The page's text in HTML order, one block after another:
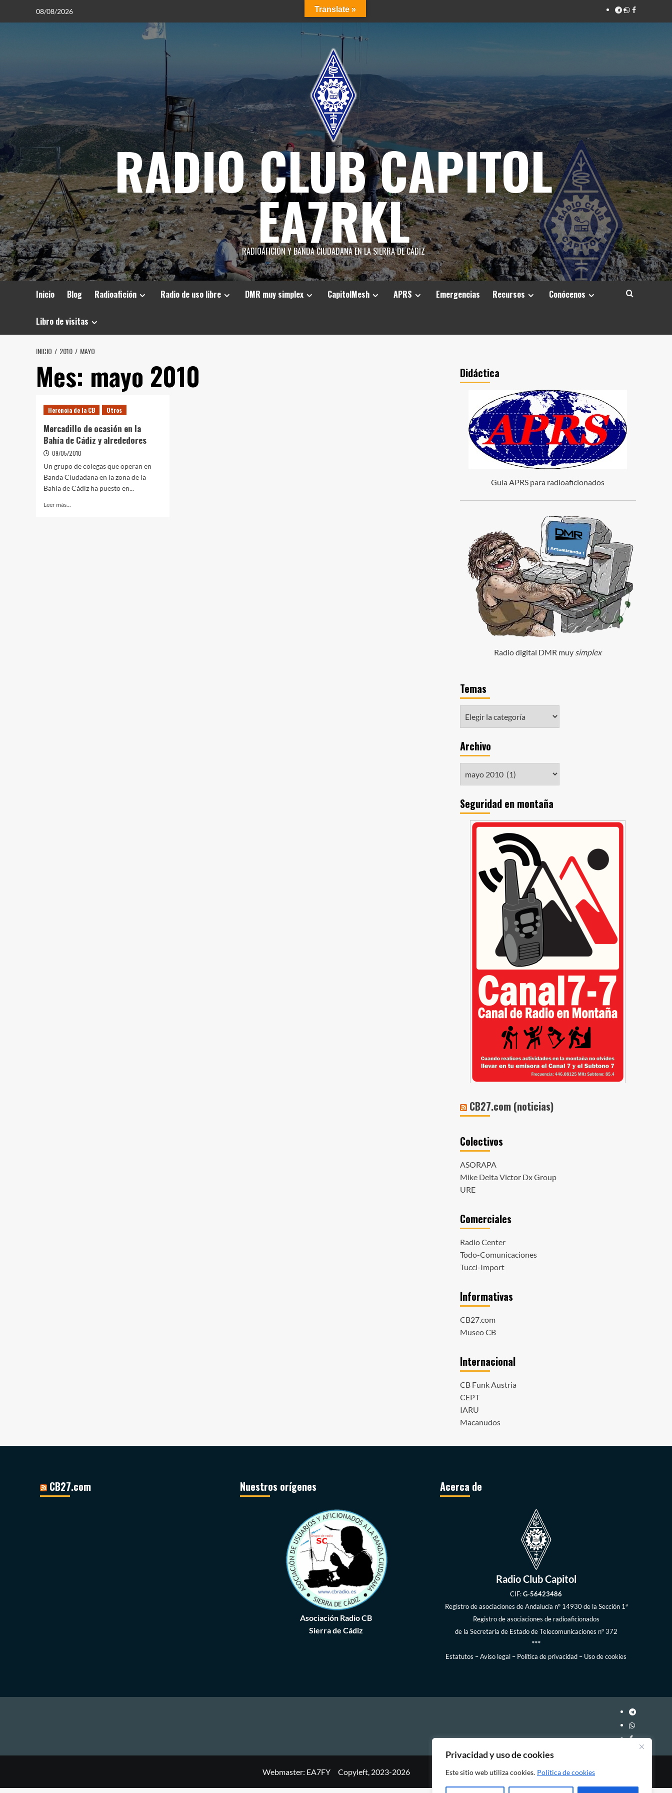
Privacidad y uso de cookies
Este sitio web utiliza cookies. Política de cookies
08/08/2026
RADIO CLUB CAPITOL
EA7RKL
RADIOAFICIÓN Y BANDA CIUDADANA EN LA SIERRA DE CÁDIZ
Inicio Blog Radioafición Radio de uso libre DMR muy simplex CapitolMesh APRS Emergencias Recursos Conócenos
Libro de visitas
INICIO 2010 MAYO
Mes: mayo 2010
Herencia de la CB Otros
Mercadillo de ocasión en la
Bahía de Cádiz y alrededores
09/05/2010
Un grupo de colegas que operan en
Banda Ciudadana en la zona de la
Bahía de Cádiz ha puesto en...
Leer más...
Didáctica
Guía APRS para radioaficionados
Radio digital DMR muy simplex
Temas
Archivo
Seguridad en montaña
CB27.com (noticias)
Colectivos
ASORAPA
Mike Delta Victor Dx Group
URE
Comerciales
Radio Center
Todo-Comunicaciones
Tucci-Import
Informativas
CB27.com
Museo CB
Internacional
CB Funk Austria
CEPT
IARU
Macanudos
CB27.com Nuestros orígenes
Asociación Radio CB
Sierra de Cádiz
Acerca de
Radio Club Capitol
CIF:G-56423486
Registro de asociaciones de Andalucía nº 14930 de la Sección 1ª
Registro de asociaciones de radioaficionados
de la Secretaría de Estado de Telecomunicaciones nº 372
***
Estatutos –Aviso legal – Política de privacidad – Uso de cookies
Webmaster: EA7FY Copyleft, 2023-2026
Translate »